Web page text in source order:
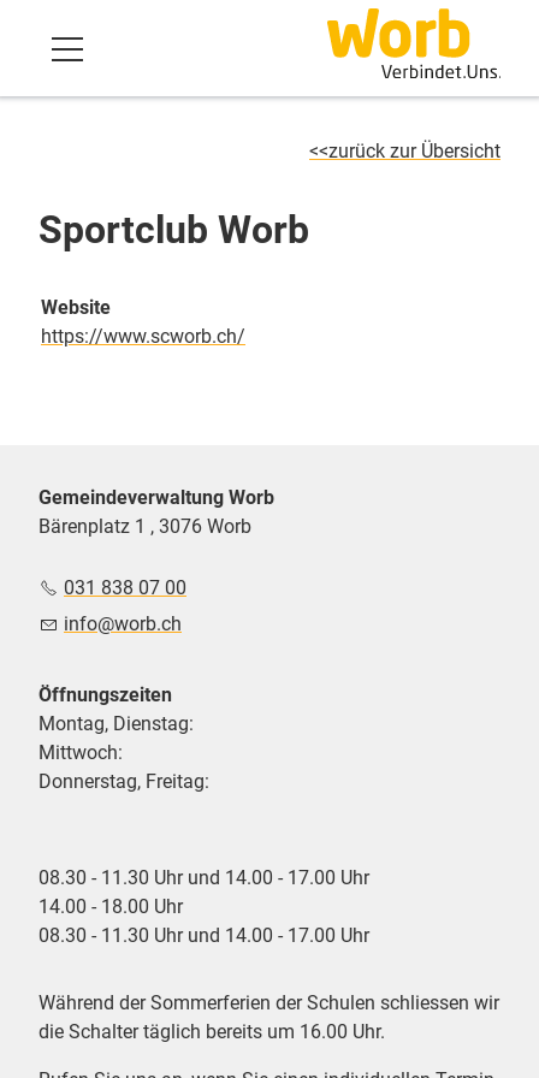
zurück zur Übersicht
Sportclub Worb
Website
https://www.scworb.ch/
Gemeindeverwaltung Worb
Bärenplatz 1 , 3076 Worb
031 838 07 00
nf
w rb ch
Öffnungszeiten
Montag, Dienstag:
Mittwoch:
Donnerstag, Freitag:
08.30 - 11.30 Uhr und 14.00 - 17.00 Uhr
14.00 - 18.00 Uhr
08.30 - 11.30 Uhr und 14.00 - 17.00 Uhr
Während der Sommerferien der Schulen schliessen wir
die Schalter täglich bereits um 16.00 Uhr.